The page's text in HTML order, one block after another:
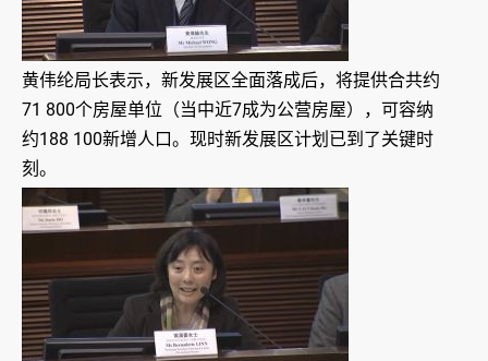
黄伟纶局长表示，新发展区全面落成后，将提供合共约
71 800个房屋单位（当中近7成为公营房屋），可容纳
约188 100新增人口。现时新发展区计划已到了关键时
刻。